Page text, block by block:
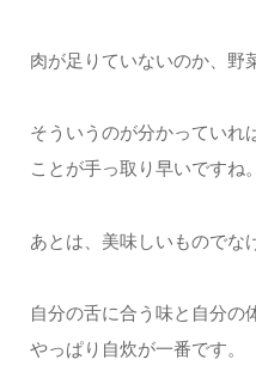
肉が足りていないのか、野
そういうのが分かっていれ
ことが手っ取り早いですね。
あとは、美味しいものでな
自分の舌に合う味と自分の
やっぱり自炊が一番です。